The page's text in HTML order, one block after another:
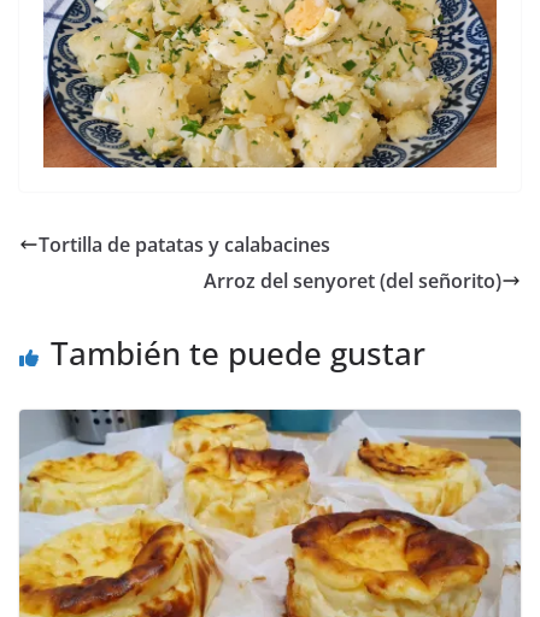
Tortilla de patatas y calabacines
Arroz del senyoret (del señorito)
También te puede gustar